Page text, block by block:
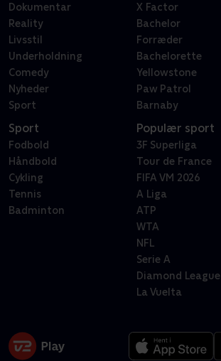
Dokumentar
Reality
Livsstil
Underholdning
Comedy
Nyheder
Sport
X Factor
Bachelor
Forræder
Bachelorette
Yellowstone
Paw Patrol
Barnaby
Sport
Fodbold
Håndbold
Cykling
Tennis
Badminton
Populær sport
3F Superliga
Tour de France
FIFA VM 2026
A Liga
ATP
WTA
NFL
Serie A
Diamond League
La Vuelta